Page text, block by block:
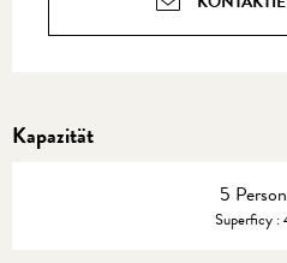
Kapazität
5
Superficy :